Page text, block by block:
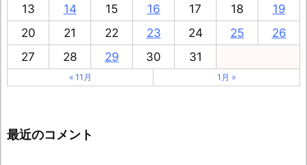
13
14 15 16 17 18
19
20
21 22 23 24 25
26
27
28 29 30 31
« 11月 1月 »
最近のコメント